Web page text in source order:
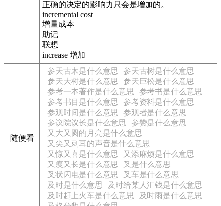
正确的决定的影响力只会是增加的。
incremental cost
增量成本
助记
联想
increase 增加
随便看
参天古木是什么意思
参天古树是什么意思
参天大树是什么意思
参天巨松是什么意思
参考一本著作是什么意思
参考书是什么意思
参考书目是什么意思
参考资料是什么意思
参观时间是什么意思
参观者是什么意思
参议院议长是什么意思
参赞是什么意思
又大又圆的月亮是什么意思
又尖又刺耳的声音是什么意思
又惊又喜是什么意思
又添麻烦是什么意思
又瘦又长是什么意思
叉是什么意思
叉状闪电是什么意思
叉车是什么意思
及时是什么意思
及时给某人汇钱是什么意思
及时赶上火车是什么意思
及时雨是什么意思